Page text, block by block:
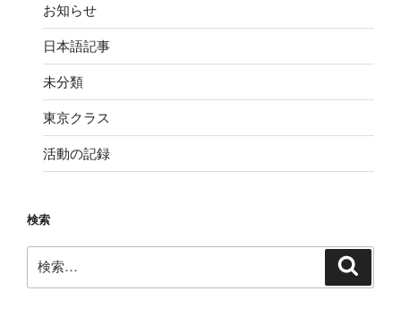
お知らせ
日本語記事
未分類
東京クラス
活動の記録
検索
索: